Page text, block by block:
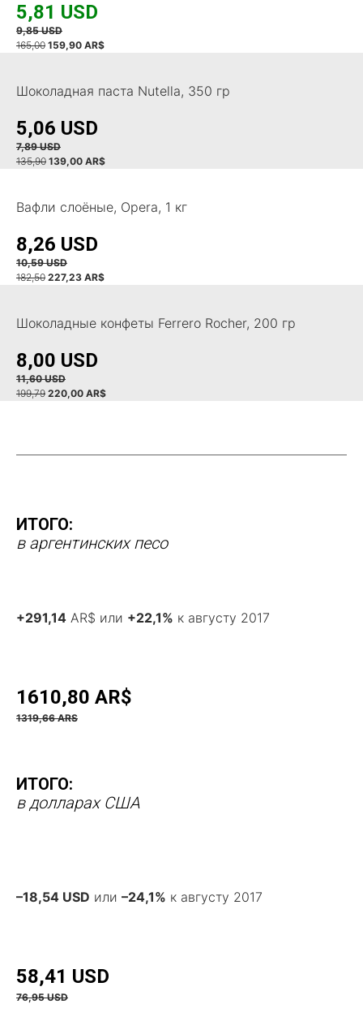
5,81 USD
9,85 USD
165,00 159,90 AR$
Шоколадная паста Nutella, 350 гр
5,06 USD
7,89 USD
135,90 139,00 AR$
Вафли слоёные, Opera, 1 кг
8,26 USD
10,59 USD
182,50 227,23 AR$
Шоколадные конфеты Ferrero Rocher, 200 гр
8,00 USD
11,60 USD
199,79 220,00 AR$
ИТОГО:
в аргентинских песо
+291,14 AR$ или +22,1% к августу 2017
1610,80 AR$
1319,66 ARS
ИТОГО:
в долларах США
–18,54 USD или –24,1% к августу 2017
58,41 USD
76,95 USD